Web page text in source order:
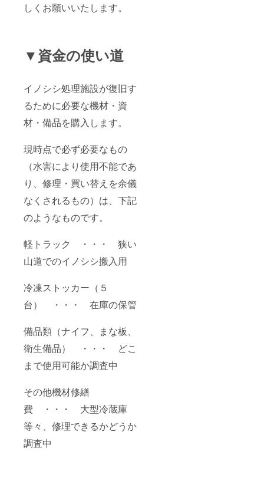
しくお願いいたします。
▼資金の使い道
イノシシ処理施設が復旧す
るために必要な機材・資
材・備品を購入します。
現時点で必ず必要なもの
（水害により使用不能であ
り、修理・買い替えを余儀
なくされるもの）は、下記
のようなものです。
軽トラック ・・・ 狭い
山道でのイノシシ搬入用
冷凍ストッカー（５
台） ・・・ 在庫の保管
備品類（ナイフ、まな板、
衛生備品） ・・・ どこ
まで使用可能か調査中
その他機材修繕
費 ・・・ 大型冷蔵庫
等々、修理できるかどうか
調査中